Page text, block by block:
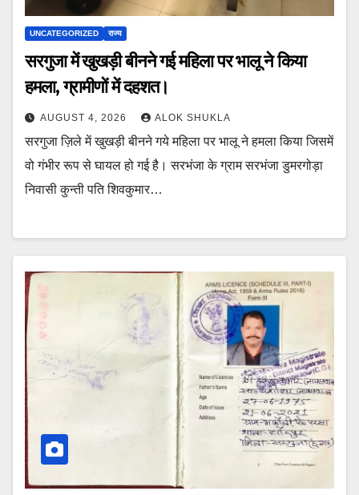
UNCATEGORIZED राज्य
सरगुजा में खुखड़ी बीनने गई महिला पर भालू ने किया
हमला, ग्रामीणों में दहशत।
AUGUST 4, 2026 ALOK SHUKLA
सरगुजा ज़िले में खुखड़ी बीनने गये महिला पर भालू ने हमला किया जिसमें
वो गंभीर रूप से घायल हो गई है। सरभंजा के ग्राम सरभंजा डुमरगोड़ा
निवासी कुन्ती पति शिवकुमार…